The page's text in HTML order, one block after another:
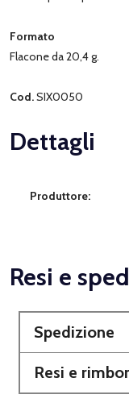
Formato
Flacone da 20,4 g.
Cod.SIX0050
Dettagli
Produttore:
Resi e
Spedizione
Resi e